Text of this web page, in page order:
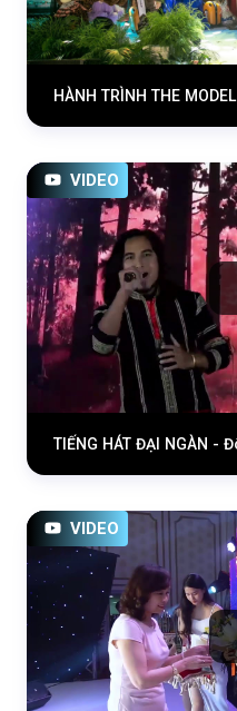
HÀNH TRÌNH THE
VIDEO
TIẾNG HÁT ĐẠI NGÀN -
VIDEO